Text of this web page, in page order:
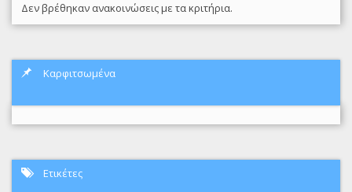
Δεν βρέθηκαν ανακοινώσεις με τα κριτήρια.
Καρφιτσωμένα
Ετικέτες